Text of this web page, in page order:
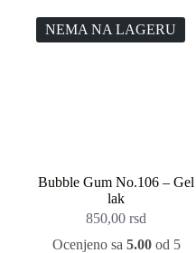
NEMA NA LAGERU
Bubble Gum No.106 – Gel
lak
850,00rsd
Ocenjeno sa 5.00od 5